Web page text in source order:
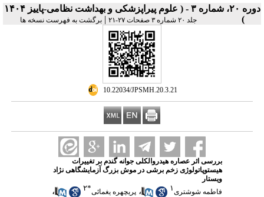
دوره ۲۰، شماره ۳ - ( علوم پیراپزشکی و بهداشت نظامی-پاییز ۱۴۰۴
)
جلد ۲۰ شماره ۳ صفحات ۲۷-۲۱ |برگشت به فهرست نسخه ها
‎ 10.22034/JPSMH.20.3.21
بررسی اثر عصاره هیدروالکلی جوانه گندم بر تغییرات
هیستوپاتولوژی زخم برشی در موش بزرگ آزمایشگاهی نژاد
ویستار
فاطمه شوشتری۱ ، پریچهره یغمائی*۲ ،